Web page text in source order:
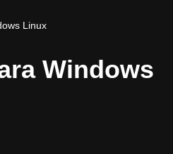
Linux
Windows